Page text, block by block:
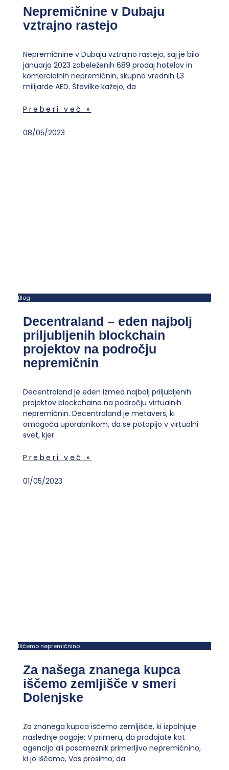
Nepremičnine v Dubaju
vztrajno rastejo
Nepremičnine v Dubaju vztrajno rastejo, saj je bilo
januarja 2023 zabeleženih 689 prodaj hotelov in
komercialnih nepremičnin, skupno vrednih 1,3
milijarde AED. Številke kažejo, da
Preberi več »
08/05/2023
Blog
Decentraland – eden najbolj
priljubljenih blockchain
projektov na področju
nepremičnin
Decentraland je eden izmed najbolj priljubljenih
projektov blockchaina na področju virtualnih
nepremičnin. Decentraland je metavers, ki
omogoča uporabnikom, da se potopijo v virtualni
svet, kjer
Preberi več »
01/05/2023
Iščemo nepremičnino
Za našega znanega kupca
iščemo zemljišče v smeri
Dolenjske
Za znanega kupca iščemo zemljišče, ki izpolnjuje
naslednje pogoje: V primeru, da prodajate kot
agencija ali posameznik primerljivo nepremičnino,
ki jo iščemo, Vas prosimo, da